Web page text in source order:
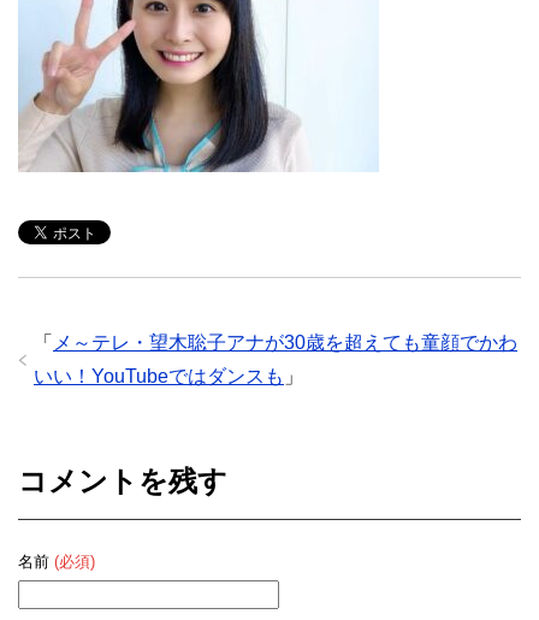
「 メ～テレ・望木聡子アナが30歳を超えても童顔でかわ
いい！YouTubeではダンスも 」
コメントを残す
名前 (必須)